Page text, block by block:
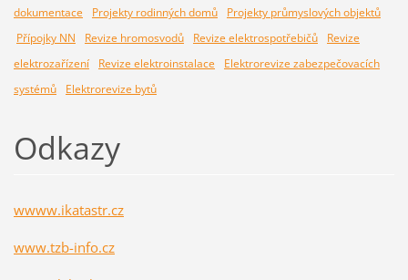
dokumentace
Projekty rodinných domů
Projekty průmyslových objektů
Přípojky NN
Revize hromosvodů Revize elektrospotřebičů
Revize
elektrozařízení
Revize elektroinstalace
Elektrorevize zabezpečovacích
systémů
Elektrorevize bytů
Odkazy
wwww.ikatastr.cz
www.tzb-info.cz